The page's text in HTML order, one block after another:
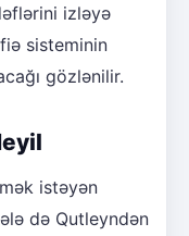
izləyə
sisteminin
gözlənilir.
istəyən
də Qutleyndən